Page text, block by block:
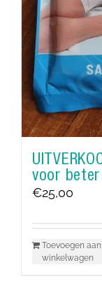
voor
€25,00
Toevoegen aan
winkelwagen